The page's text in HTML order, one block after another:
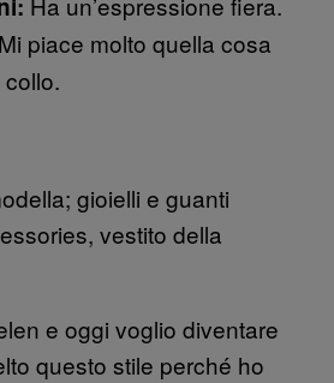
Mi piace molto quella cosa
gioielli e guanti
vestito della
e oggi voglio diventare
questo stile perché ho